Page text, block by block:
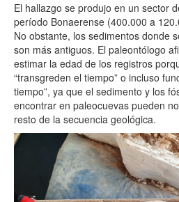
El hallazgo se produjo en un sector
período Bonaerense (400.000 a
No obstante, los sedimentos donde
son más antiguos. El paleontólogo
estimar la edad de los registros
“transgreden el tiempo” o incluso
tiempo”, ya que el sedimento y los
encontrar en paleocuevas pueden
resto de la secuencia geológica.